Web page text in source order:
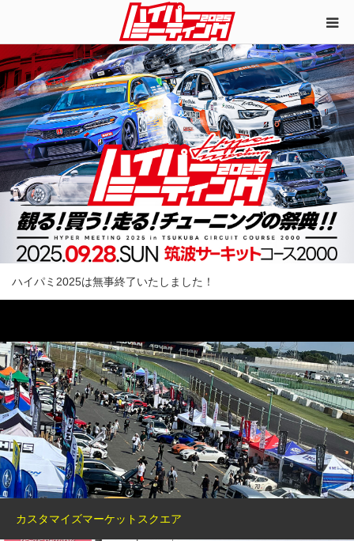
ハイパミ2025は無事終了いたしました！
カスタマイズマーケットスクエア